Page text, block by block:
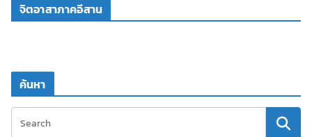
จิตอาสาภาคอีสาน
ค้นหา